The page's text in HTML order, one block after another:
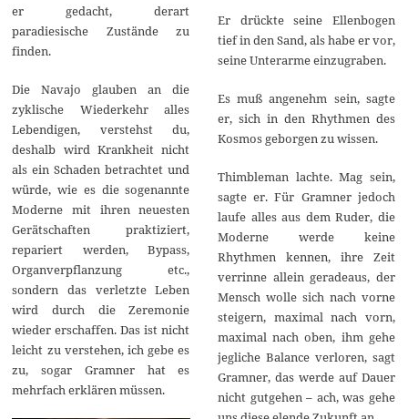
er gedacht, derart
paradiesische Zustände zu
finden.
Die Navajo glauben an die
zyklische Wiederkehr alles
Lebendigen, verstehst du,
deshalb wird Krankheit nicht
als ein Schaden betrachtet und
würde, wie es die sogenannte
Moderne mit ihren neuesten
Gerätschaften praktiziert,
repariert werden, Bypass,
Organverpflanzung etc.,
sondern das verletzte Leben
wird durch die Zeremonie
wieder erschaffen. Das ist nicht
leicht zu verstehen, ich gebe es
zu, sogar Gramner hat es
mehrfach erklären müssen.
Er drückte seine Ellenbogen
tief in den Sand, als habe er vor,
seine Unterarme einzugraben.
Es muß angenehm sein, sagte
er, sich in den Rhythmen des
Kosmos geborgen zu wissen.
Thimbleman lachte. Mag sein,
sagte er. Für Gramner jedoch
laufe alles aus dem Ruder, die
Moderne werde keine
Rhythmen kennen, ihre Zeit
verrinne allein geradeaus, der
Mensch wolle sich nach vorne
steigern, maximal nach vorn,
maximal nach oben, ihm gehe
jegliche Balance verloren, sagt
Gramner, das werde auf Dauer
nicht gutgehen – ach, was gehe